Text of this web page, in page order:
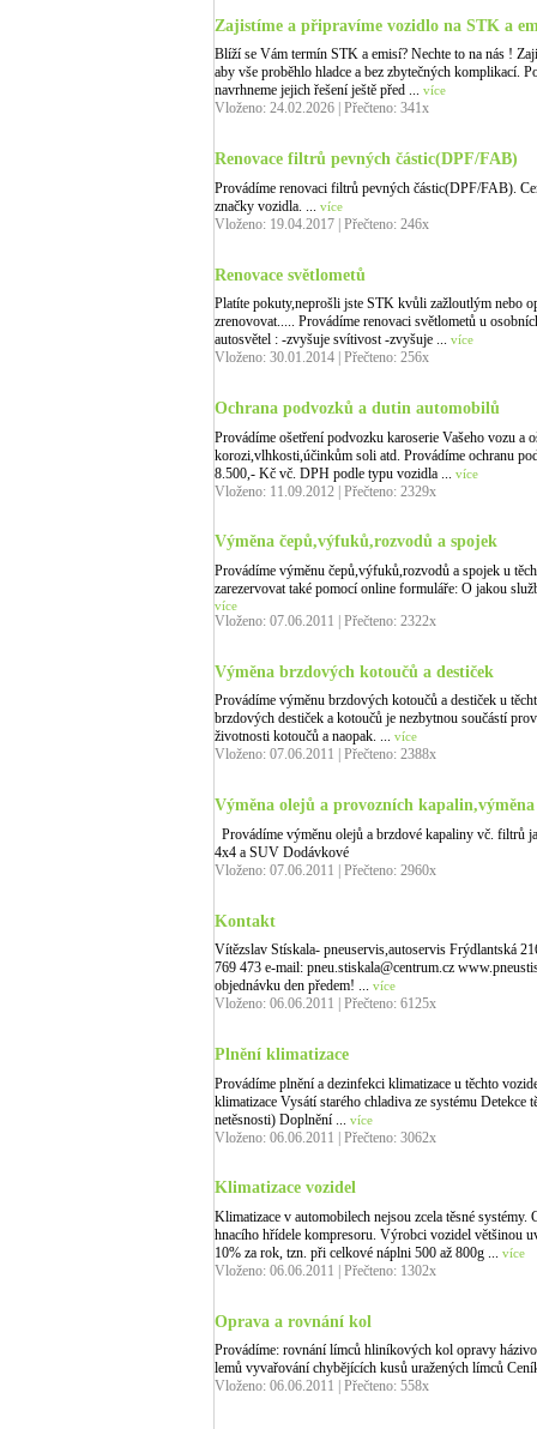
Zajistíme a připravíme vozidlo na STK a
Blíží se Vám termín STK a emisí? Nechte to na nás !
aby vše proběhlo hladce a bez zbytečných komplikací.
navrhneme jejich řešení ještě před ... více
Vloženo: 24.02.2026 | Přečteno: 341x
Renovace filtrů pevných částic(DPF/FAB)
Provádíme renovaci filtrů pevných částic(DPF/FAB).
značky vozidla. ... více
Vloženo: 19.04.2017 | Přečteno: 246x
Renovace světlometů
Platíte pokuty,neprošli jste STK kvůli zažloutlým nebo
zrenovovat..... Provádíme renovaci světlometů u
autosvětel : -zvyšuje svítivost -zvyšuje ... více
Vloženo: 30.01.2014 | Přečteno: 256x
Ochrana podvozků a dutin automobilů
Provádíme ošetření podvozku karoserie Vašeho vozu
korozi,vlhkosti,účinkům soli atd. Provádíme ochranu
8.500,- Kč vč. DPH podle typu vozidla ... více
Vloženo: 11.09.2012 | Přečteno: 2329x
Výměna čepů,výfuků,rozvodů a spojek
Provádíme výměnu čepů,výfuků,rozvodů a spojek u
zarezervovat také pomocí online formuláře: O jakou
více
Vloženo: 07.06.2011 | Přečteno: 2322x
Výměna brzdových kotoučů a destiček
Provádíme výměnu brzdových kotoučů a destiček u
brzdových destiček a kotoučů je nezbytnou součástí
životnosti kotoučů a naopak. ... více
Vloženo: 07.06.2011 | Přečteno: 2388x
Výměna olejů a provozních
Provádíme výměnu olejů a brzdové kapaliny vč.
4x4 a SUV
Vloženo: 07.06.2011 | Přečteno: 2960x
Kontakt
Vítězslav Stískala- pneuservis,autoservis Frýdlantská
769 473 e-mail: pneu.stiskala@centrum.cz
objednávku den předem! ... více
Vloženo: 06.06.2011 | Přečteno: 6125x
Plnění klimatizace
Provádíme plnění a dezinfekci klimatizace u těchto
klimatizace Vysátí starého chladiva ze systému
netěsnosti) Doplnění ... více
Vloženo: 06.06.2011 | Přečteno: 3062x
Klimatizace vozidel
Klimatizace v automobilech nejsou zcela těsné
hnacího hřídele kompresoru. Výrobci vozidel většinou
10% za rok, tzn. při celkové náplni 500 až 800g ... více
Vloženo: 06.06.2011 | Přečteno: 1302x
Oprava a rovnání kol
Provádíme: rovnání límců hliníkových kol opravy
lemů vyvařování chybějících kusů uražených límců
Vloženo: 06.06.2011 | Přečteno: 558x